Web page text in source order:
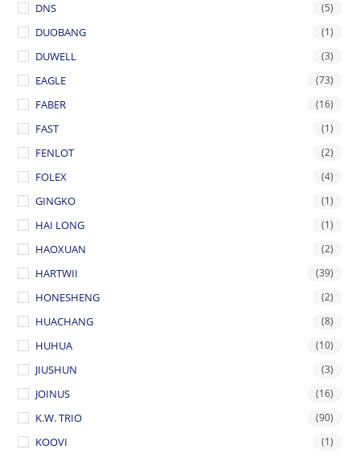
DNS (5)
DUOBANG (1)
DUWELL (3)
EAGLE (73)
FABER (16)
FAST (1)
FENLOT (2)
FOLEX (4)
GINGKO (1)
HAI LONG (1)
HAOXUAN (2)
HARTWII (39)
HONESHENG (2)
HUACHANG (8)
HUHUA (10)
JIUSHUN (3)
JOINUS (16)
K.W. TRIO (90)
KOOVI (1)